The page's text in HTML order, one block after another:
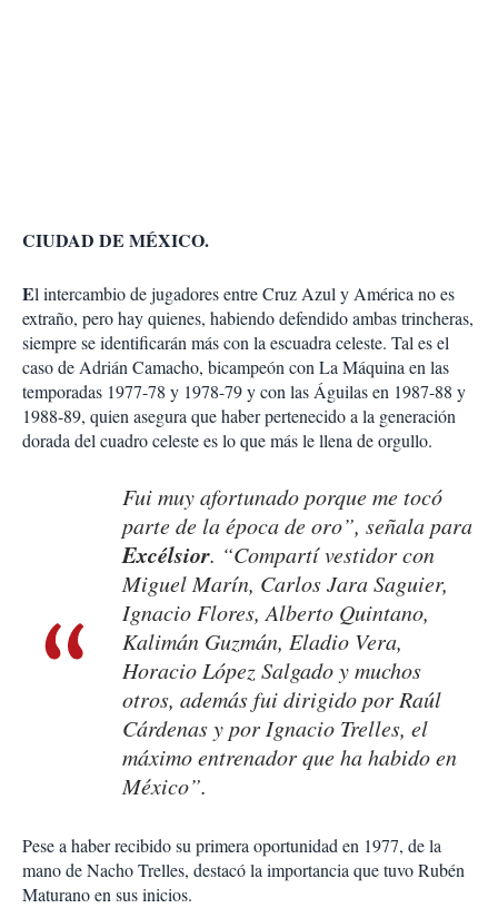
CIUDAD DE MÉXICO.
El intercambio de jugadores entre Cruz Azul y América no es
extraño, pero hay quienes, habiendo defendido ambas trincheras,
siempre se identificarán más con la escuadra celeste. Tal es el
caso de Adrián Camacho, bicampeón con La Máquina en las
temporadas 1977-78 y 1978-79 y con las Águilas en 1987-88 y
1988-89, quien asegura que haber pertenecido a la generación
dorada del cuadro celeste es lo que más le llena de orgullo.
Fui muy afortunado porque me tocó
parte de la época de oro”, señala para
Excélsior. “Compartí vestidor con
Miguel Marín, Carlos Jara Saguier,
Ignacio Flores, Alberto Quintano,
Kalimán Guzmán, Eladio Vera,
Horacio López Salgado y muchos
otros, además fui dirigido por Raúl
Cárdenas y por Ignacio Trelles, el
máximo entrenador que ha habido en
México”.
Pese a haber recibido su primera oportunidad en 1977, de la
mano de Nacho Trelles, destacó la importancia que tuvo Rubén
Maturano en sus inicios.